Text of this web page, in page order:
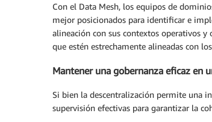
Con el Data Mesh, los equipos de
mejor posicionados para identificar e
alineación con sus contextos operativos
que estén estrechamente alineadas con
Mantener una gobernanza eficaz en
Si bien la descentralización permite una
supervisión efectivas para garantizar la